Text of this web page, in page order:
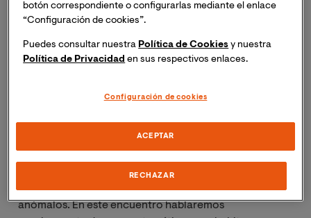
A diario leemos noticias sobre big data, algoritmos o
mejoran) —cada vez más— la manera en que vivimos,
trabajamos o nos relacionamos. Pero hay un lugar
biomedicina: permite imitar a la naturaleza para crear
órganos artificiales o detectar crecimientos celulares
anómalos. En este encuentro hablaremos
botón correspondiente o configurarlas mediante el enlace
“Configuración de cookies”.
Puedes consultar nuestra Política de Cookies y nuestra
Política de Privacidad en sus respectivos enlaces.
Configuración de cookies
RECHAZAR
ACEPTAR